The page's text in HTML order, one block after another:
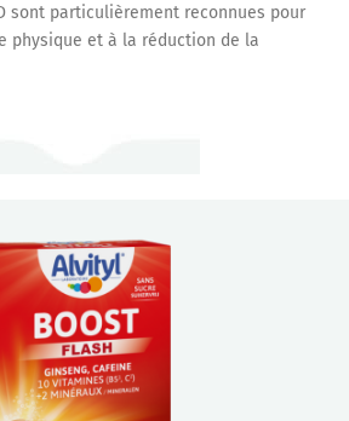
D sont particulièrement reconnues pour
physique et à la réduction de la